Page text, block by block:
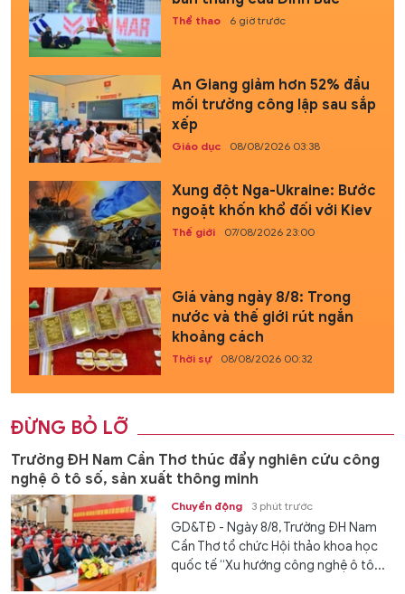
Thể thao 6 giờ trước
An Giang giảm hơn 52% đầu
mối trường công lập sau sắp
xếp
Giáo dục 08/08/2026 03:38
Xung đột Nga-Ukraine: Bước
ngoặt khốn khổ đối với Kiev
Thế giới 07/08/2026 23:00
Giá vàng ngày 8/8: Trong
nước và thế giới rút ngắn
khoảng cách
Thời sự 08/08/2026 00:32
ĐỪNG BỎ LỠ
Trường ĐH Nam Cần Thơ thúc đẩy nghiên cứu công
nghệ ô tô số, sản xuất thông minh
Chuyển động 3 phút trước
GD&TĐ - Ngày 8/8, Trường ĐH Nam
Cần Thơ tổ chức Hội thảo khoa học
quốc tế “Xu hướng công nghệ ô tô...